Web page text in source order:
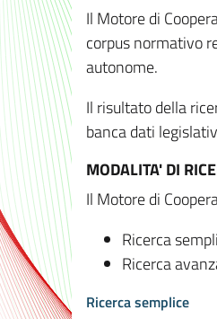
Il Motore di
corpus normativo
autonome.
Il risultato della
banca dati
MODALITA' DI
Il Motore di
Ricerca
Ricerca
Ricerca semplice